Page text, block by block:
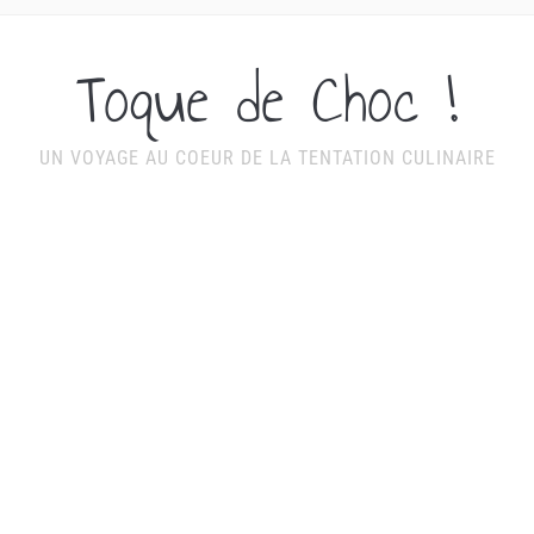
Toque de Choc !
UN VOYAGE AU COEUR DE LA TENTATION CULINAIRE